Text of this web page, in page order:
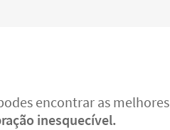
encontrar as melhores
inesquecível.